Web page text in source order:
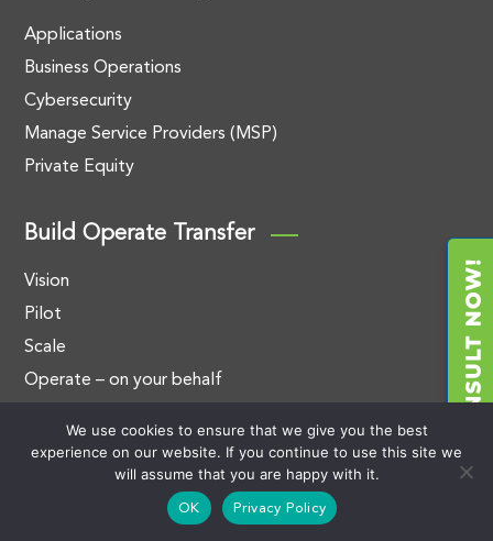
Applications
Business Operations
Cybersecurity
Manage Service Providers (MSP)
Private Equity
Build Operate Transfer
Vision
Pilot
Scale
Operate – on your behalf
Contact Us
Outsourcing Center
We use cookies to ensure that we give you the best
experience on our website. If you continue to use this site we
will assume that you are happy with it.
OK Privacy Policy